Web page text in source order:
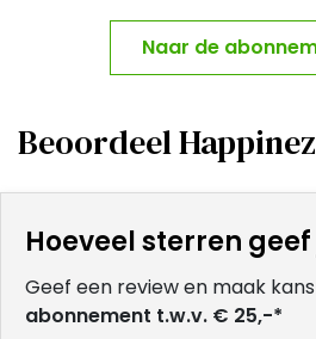
Naar de
Beoordeel Happinez
Hoeveel sterren
Geef een review en maak
abonnement t.w.v. € 25,-*